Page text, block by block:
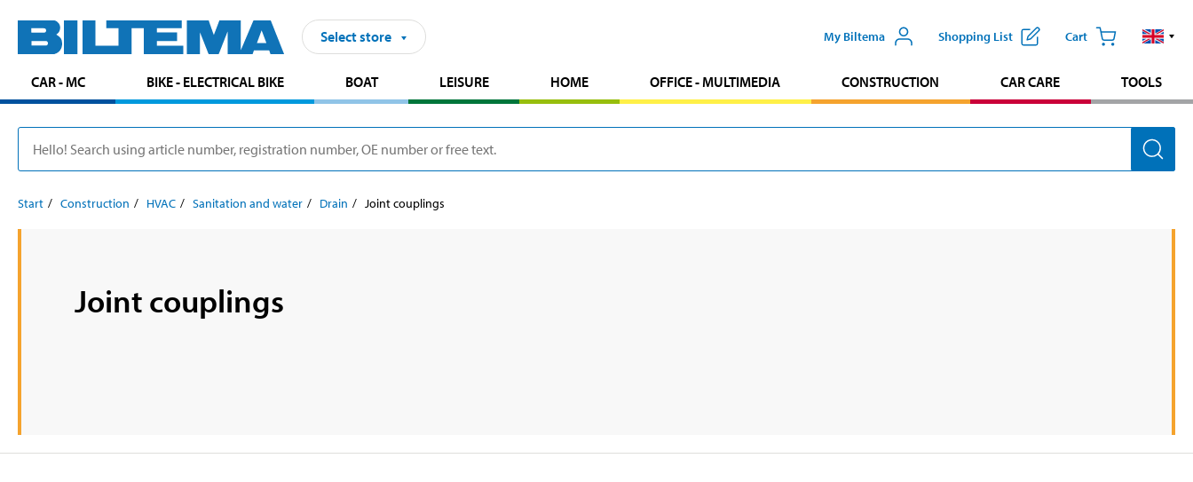
Select store My Biltema Shopping List Cart
CAR - MC BIKE - ELECTRICAL BIKE BOAT LEISURE HOME OFFICE - MULTIMEDIA CONSTRUCTION CAR CARE TOOLS
Start Construction HVAC Sanitation and water Drain Joint couplings
Joint couplings